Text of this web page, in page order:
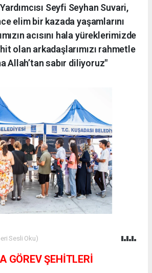
Seyfi Seyhan Suvari,
elim bir kazada yaşamlarını
acısını hala yüreklerimizde
olan arkadaşlarımızı rahmetle
Allah’tan sabır diliyoruz"
Sesli Oku)
GÖREV ŞEHİTLERİ